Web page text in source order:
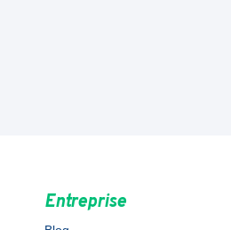
Entreprise